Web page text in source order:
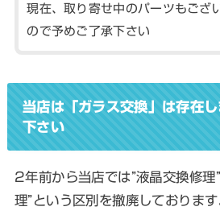
現在、取り寄せ中のパーツもござ
ので予めご了承下さい
当店は「ガラス交換」は存在
下さい
2年前から当店では”液晶交換修理
理”という区別を撤廃しております